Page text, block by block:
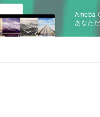
Ameba
あなた